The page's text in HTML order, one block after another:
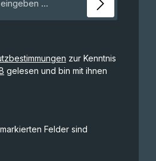
zur Kenntnis
gelesen und bin mit ihnen
Felder sind